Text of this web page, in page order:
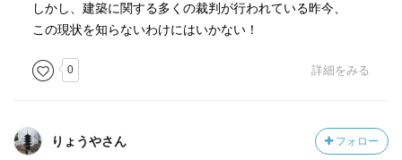
しかし、建築に関する多くの裁判が行われている昨今、
この現状を知らないわけにはいかない！
0 詳細をみる
りょうやさん フォロー